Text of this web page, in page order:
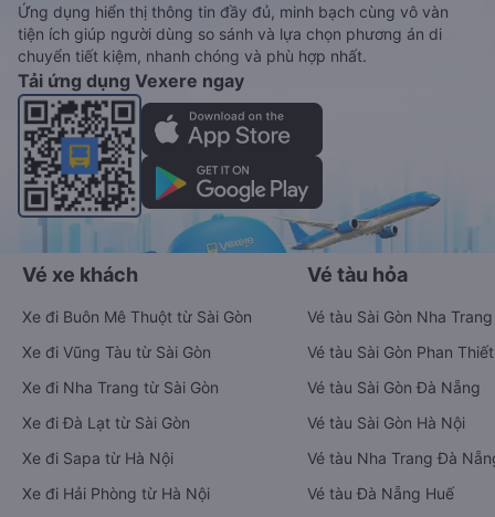
Ứng dụng hiển thị thông tin đầy đủ, minh bạch cùng vô vàn
tiện ích giúp người dùng so sánh và lựa chọn phương án di
chuyển tiết kiệm, nhanh chóng và phù hợp nhất.
Tải ứng dụng Vexere ngay
Vé xe khách
Xe đi Buôn Mê Thuột từ Sài Gòn
Xe đi Vũng Tàu từ Sài Gòn
Xe đi Nha Trang từ Sài Gòn
Xe đi Đà Lạt từ Sài Gòn
Xe đi Sapa từ Hà Nội
Xe đi Hải Phòng từ Hà Nội
Vé tàu hỏa
Vé tàu Sài Gòn Nha Trang
Vé tàu Sài Gòn Phan Thiết
Vé tàu Sài Gòn Đà Nẵng
Vé tàu Sài Gòn Hà Nội
Vé tàu Nha Trang Đà
Vé tàu Đà Nẵng Huế